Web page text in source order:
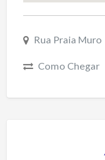
Rua Praia
Como Chegar